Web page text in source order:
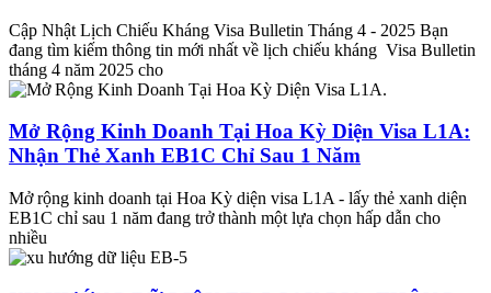
Cập Nhật Lịch Chiếu Kháng Visa Bulletin Tháng 4 - 2025 Bạn
đang tìm kiếm thông tin mới nhất về lịch chiếu kháng Visa Bulletin
tháng 4 năm 2025 cho
Mở Rộng Kinh Doanh Tại Hoa Kỳ Diện Visa L1A:
Nhận Thẻ Xanh EB1C Chỉ Sau 1 Năm
Mở rộng kinh doanh tại Hoa Kỳ diện visa L1A - lấy thẻ xanh diện
EB1C chỉ sau 1 năm đang trở thành một lựa chọn hấp dẫn cho
nhiều